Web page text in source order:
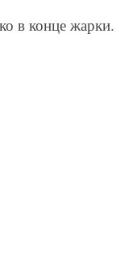
в конце жарки.